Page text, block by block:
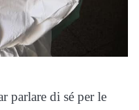
parlare di sé per le